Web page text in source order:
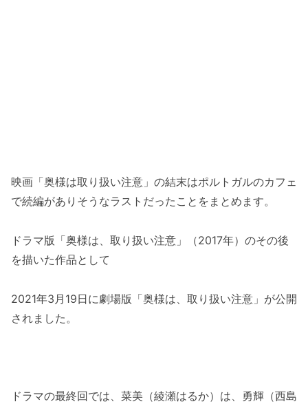
映画「奥様は取り扱い注意」の結末はポルトガルのカフェ
で続編がありそうなラストだったことをまとめます。
ドラマ版「奥様は、取り扱い注意」（2017年）のその後
を描いた作品として
2021年3月19日に劇場版「奥様は、取り扱い注意」が公開
されました。
ドラマの最終回では、菜美（綾瀬はるか）は、勇輝（西島